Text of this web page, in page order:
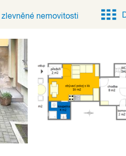
zlevněné nemovitosti